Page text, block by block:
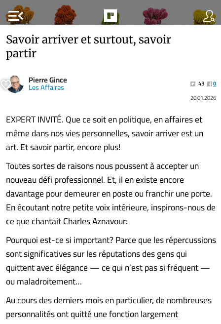
menu_open
Savoir arriver et surtout, savoir
partir
Pierre Gince
Les Affaires 43
0
20.01.2026
EXPERT INVITÉ. Que ce soit en politique, en affaires et
même dans nos vies personnelles, savoir arriver est un
art. Et savoir partir, encore plus!
Toutes sortes de raisons nous poussent à accepter un
nouveau défi professionnel. Et, il en existe encore
davantage pour demeurer en poste ou franchir une porte.
En écoutant notre petite voix intérieure, inspirons-nous de
ce que chantait Charles Aznavour:
Pourquoi est-ce si important? Parce que les répercussions
sont significatives sur les réputations des gens qui
quittent avec élégance — ce qui n’est pas si fréquent —
ou maladroitement…
Au cours des derniers mois en particulier, de nombreuses
personnalités ont quitté une fonction largement